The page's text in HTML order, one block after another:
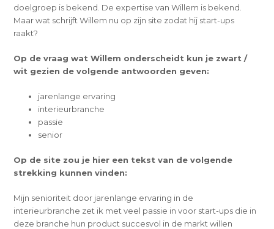
doelgroep is bekend. De expertise van Willem is bekend.
Maar wat schrijft Willem nu op zijn site zodat hij start-ups
raakt?
Op de vraag wat Willem onderscheidt kun je zwart /
wit gezien de volgende antwoorden geven:
jarenlange ervaring
interieurbranche
passie
senior
Op de site zou je hier een tekst van de volgende
strekking kunnen vinden:
Mijn senioriteit door jarenlange ervaring in de
interieurbranche zet ik met veel passie in voor start-ups die in
deze branche hun product succesvol in de markt willen